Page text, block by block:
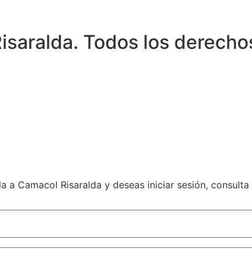
Todos los
a Camacol Risaralda y deseas iniciar sesión,